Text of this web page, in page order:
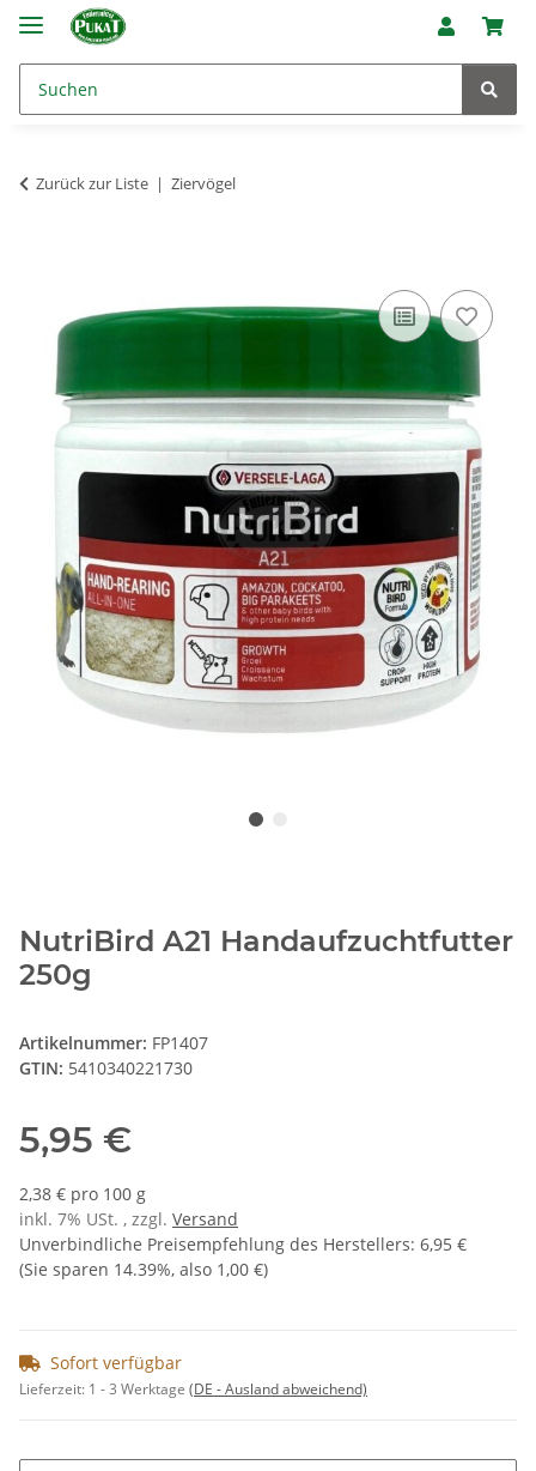
Zurück zur Liste Ziervögel
NutriBird A21 Handaufzuchtfutter
250g
Artikelnummer: FP1407
GTIN: 5410340221730
5,95 €
2,38 € pro 100 g
inkl. 7% USt. , zzgl. Versand
Unverbindliche Preisempfehlung des Herstellers: 6,95 €
(Sie sparen 14.39%, also 1,00 €)
Sofort verfügbar
Lieferzeit: 1 - 3 Werktage (DE - Ausland abweichend)